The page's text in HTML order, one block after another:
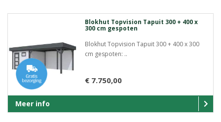
Blokhut Topvision Tapuit 300 + 400 x
300 cm gespoten
Blokhut Topvision Tapuit 300 + 400 x 300
cm gespoten: ..
€ 7.750,00
Meer info